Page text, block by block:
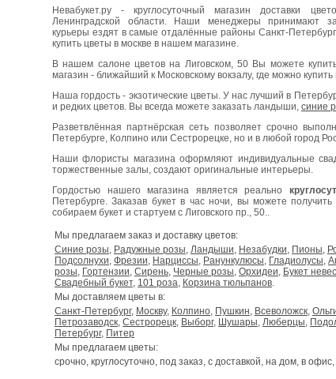
Невабукет.ру - круглосуточный магазин доставки
Ленинградской области. Наши менеджеры принимают
курьеры ездят в самые отдалённые районы Санкт-
купить цветы в москве в нашем магазине.
В нашем салоне цветов на Лиговском, 50 Вы можете
магазин - ближайший к Московскому вокзалу, где можно купить
Наша гордость - экзотические цветы. У нас лучший в
и редких цветов. Вы всегда можете заказать ландыши, синие
Разветвлённая партнёрская сеть позволяет срочно
Петербурге, Колпино или Сестрорецке, но и в любой город
Наши флористы магазина оформляют индивидуальные
торжественные залы, создают оригинальные интерьеры.
Гордостью нашего магазина является реально
Петербурге. Заказав букет в час ночи, вы можете
собираем букет и стартуем с Лиговского пр., 50..
Мы предлагаем заказ и доставку цветов:
Синие розы, Радужные розы, Ландыши, Незабудки, Пионы,
Подсолнухи, Фрезии, Нарциссы, Ранункулюсы, Гладиолусы,
розы, Гортензии, Сирень, Черные розы, Орхидеи, Букет
Свадебный букет, 101 роза, Корзина тюльпанов.
Мы доставляем цветы в:
Санкт-Петербург, Москву, Колпино, Пушкин, Всеволожск,
Петрозаводск, Сестрорецк, Выборг, Шушары, Люберцы,
Петербург, Питер
Мы предлагаем цветы:
срочно, круглосуточно, под заказ, с доставкой, на дом, в